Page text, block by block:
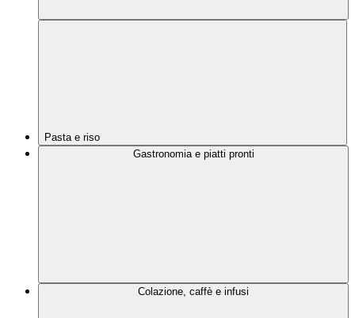
Pasta e riso
Gastronomia e piatti pronti
Colazione, caffè e infusi